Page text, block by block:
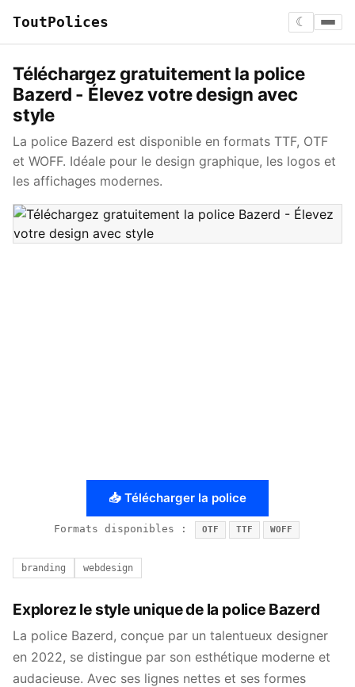
ToutPolices ☾
Téléchargez gratuitement la police
Bazerd - Élevez votre design avec
style
La police Bazerd est disponible en formats TTF, OTF
et WOFF. Idéale pour le design graphique, les logos et
les affichages modernes.
📥 Télécharger la police
Formats disponibles : OTF TTF WOFF
branding webdesign
Explorez le style unique de la police Bazerd
La police Bazerd, conçue par un talentueux designer
en 2022, se distingue par son esthétique moderne et
audacieuse. Avec ses lignes nettes et ses formes